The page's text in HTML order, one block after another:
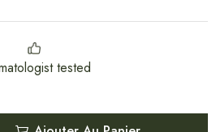
tested